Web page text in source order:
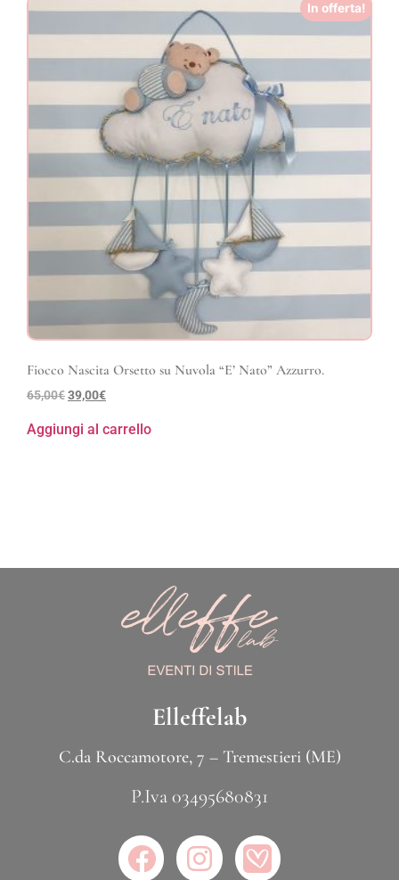
In offerta!
Fiocco Nascita Orsetto su Nuvola “E’ Nato” Azzurro.
65,00€39,00€
Aggiungi al carrello
Elleffelab
C.da Roccamotore, 7 – Tremestieri (ME)
P.Iva 03495680831